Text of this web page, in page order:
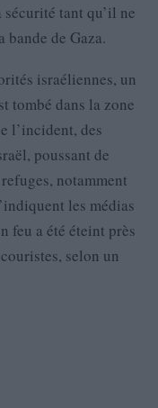
tant qu’il ne
bande de Gaza.
israéliennes, un
tombé dans la zone
l’incident, des
poussant de
notamment
les médias
feu a été éteint près
selon un